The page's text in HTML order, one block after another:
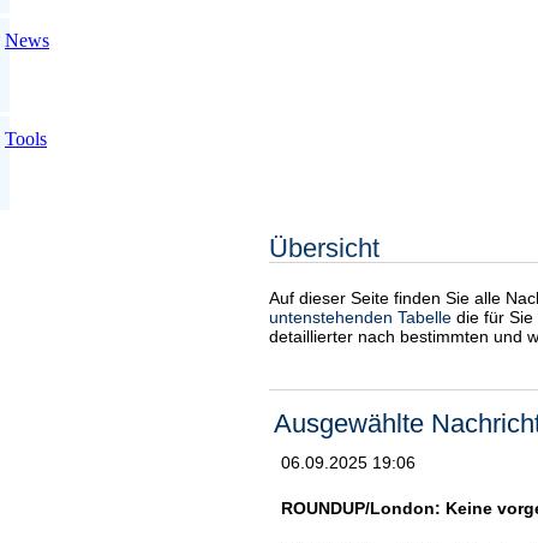
News
Tools
Übersicht
Auf dieser Seite finden Sie alle
untenstehenden Tabelle die für
detaillierter nach bestimmten und
Ausgewählte
06.09.2025 19:06
ROUNDUP/London: Keine